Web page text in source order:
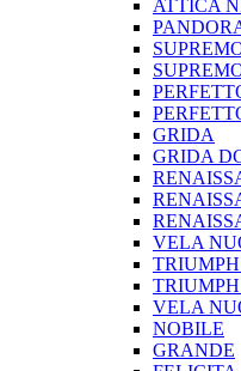
ATTICA
GRIDA
GRIDA
VELA
VELA
NOBILE
GRANDE